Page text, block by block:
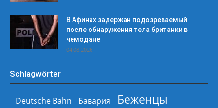
В Афинах задержан подозреваемый
после обнаружения тела британки в
чемодане
04.08.2026
Schlagwörter
Deutsche Bahn Бавария
Беженцы